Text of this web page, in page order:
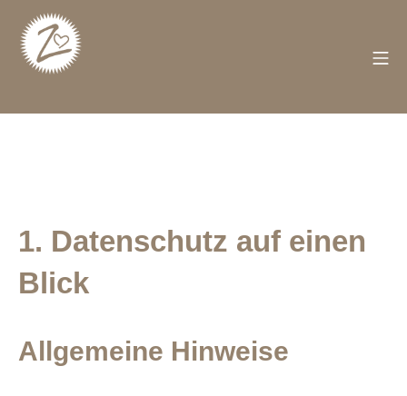
Inhalt
springen
Züschen
1. Datenschutz auf einen
Blick
Allgemeine Hinweise